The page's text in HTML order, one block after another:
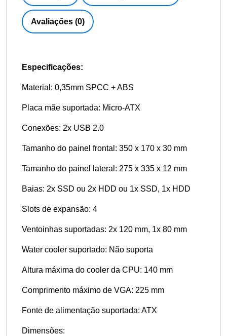
Avaliações (0)
Especificações:
Material: 0,35mm SPCC + ABS
Placa mãe suportada: Micro-ATX
Conexões: 2x USB 2.0
Tamanho do painel frontal: 350 x 170 x 30 mm
Tamanho do painel lateral: 275 x 335 x 12 mm
Baias: 2x SSD ou 2x HDD ou 1x SSD, 1x HDD
Slots de expansão: 4
Ventoinhas suportadas: 2x 120 mm, 1x 80 mm
Water cooler suportado: Não suporta
Altura máxima do cooler da CPU: 140 mm
Comprimento máximo de VGA: 225 mm
Fonte de alimentação suportada: ATX
Dimensões: